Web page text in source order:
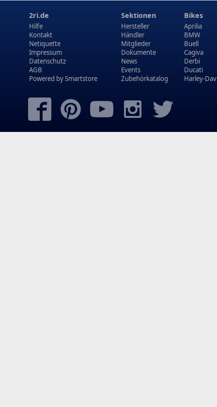
2ri.de
Hilfe
Kontakt
Netiquette
Impressum
Datenschutz
AGB
Powered bySmartstore
Sektionen
Hersteller
Händler
Mitglieder
Dokumente
News
Events
Zubehörkatalog
Bikes
Aprilia
BMW
Buell
Cagiva
Derbi
Ducati
Harley-